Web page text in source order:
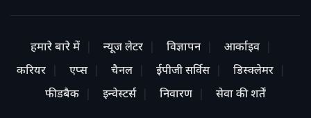
हमारे बारे में न्यूज लेटर विज्ञापन
आर्काइव
करियर
एप्स चैनल ईपीजी सर्विस
डिस्क्लेमर
फीडबैक
इन्वेस्टर्स निवारण सेवा की शर्तें